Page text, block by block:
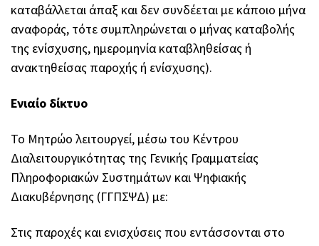
καταβάλλεται άπαξ και δεν συνδέεται με κάποιο μήνα
αναφοράς, τότε συμπληρώνεται ο μήνας καταβολής
της ενίσχυσης, ημερομηνία καταβληθείσας ή
ανακτηθείσας παροχής ή ενίσχυσης).
Ενιαίο δίκτυο
Το Μητρώο λειτουργεί, μέσω του Κέντρου
Διαλειτουργικότητας της Γενικής Γραμματείας
Πληροφοριακών Συστημάτων και Ψηφιακής
Διακυβέρνησης (ΓΓΠΣΨΔ) με:
Στις παροχές και ενισχύσεις που εντάσσονται στο